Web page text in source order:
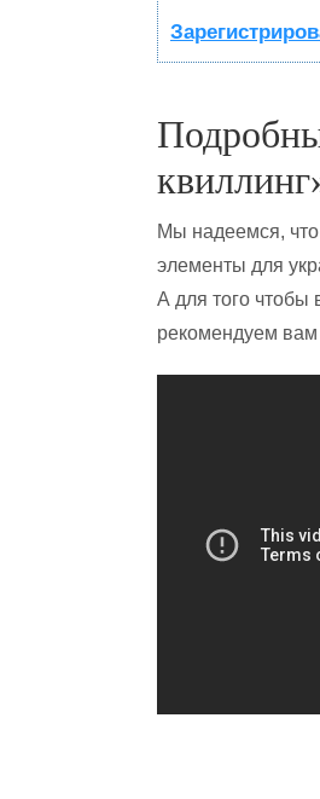
Мы надеемся, что
элементы для
А для того чтобы
рекомендуем